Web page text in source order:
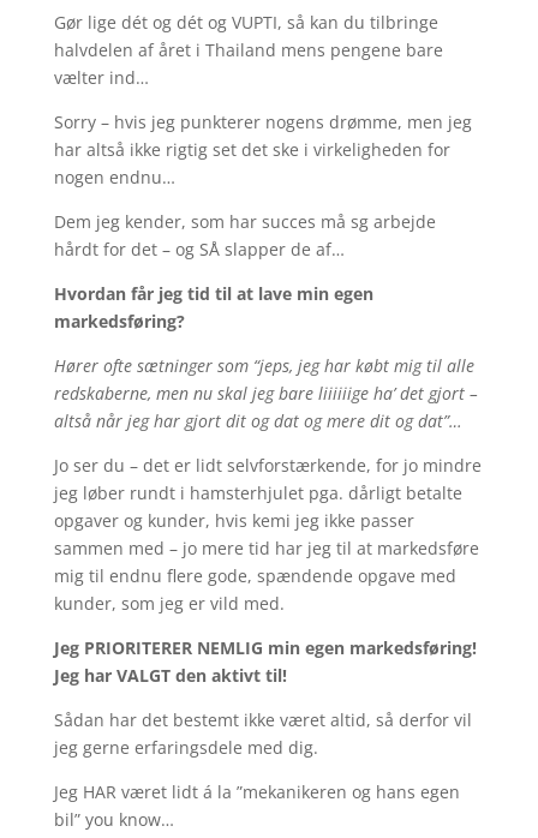
Gør lige dét og dét og VUPTI, så kan du tilbringe
halvdelen af året i Thailand mens pengene bare
vælter ind…
Sorry – hvis jeg punkterer nogens drømme, men jeg
har altså ikke rigtig set det ske i virkeligheden for
nogen endnu…
Dem jeg kender, som har succes må sg arbejde
hårdt for det – og SÅ slapper de af…
Hvordan får jeg tid til at lave min egen
markedsføring?
Hører ofte sætninger som “jeps, jeg har købt mig til alle
redskaberne, men nu skal jeg bare liiiiiige ha’ det gjort –
altså når jeg har gjort dit og dat og mere dit og dat”…
Jo ser du – det er lidt selvforstærkende, for jo mindre
jeg løber rundt i hamsterhjulet pga. dårligt betalte
opgaver og kunder, hvis kemi jeg ikke passer
sammen med – jo mere tid har jeg til at markedsføre
mig til endnu flere gode, spændende opgave med
kunder, som jeg er vild med.
Jeg PRIORITERER NEMLIG min egen markedsføring!
Jeg har VALGT den aktivt til!
Sådan har det bestemt ikke været altid, så derfor vil
jeg gerne erfaringsdele med dig.
Jeg HAR været lidt á la ”mekanikeren og hans egen
bil” you know…